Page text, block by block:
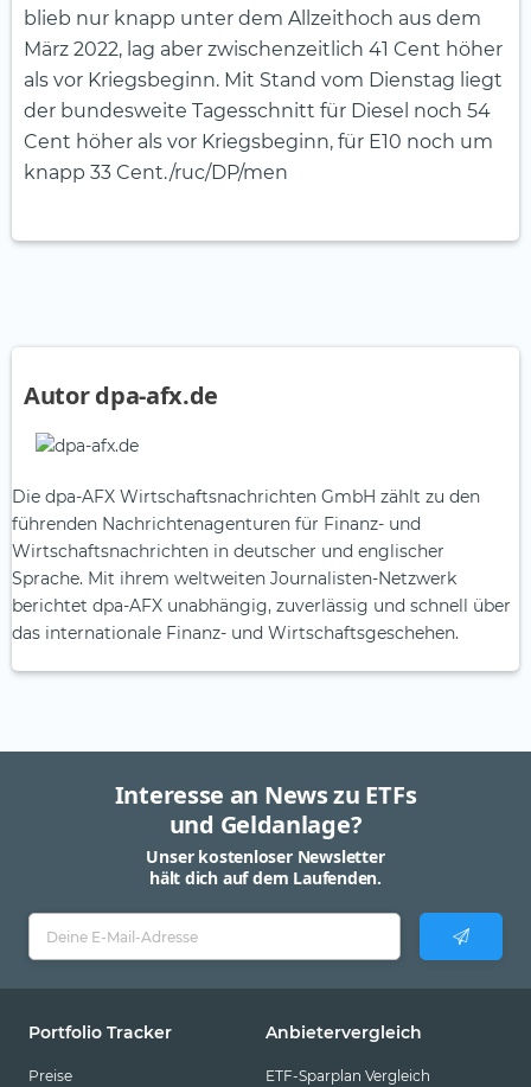
blieb nur knapp unter dem Allzeithoch aus dem
März 2022, lag aber zwischenzeitlich 41 Cent höher
als vor Kriegsbeginn. Mit Stand vom Dienstag liegt
der bundesweite Tagesschnitt für Diesel noch 54
Cent höher als vor Kriegsbeginn, für E10 noch um
knapp 33 Cent./ruc/DP/men
Autor dpa-afx.de
Die dpa-AFX Wirtschaftsnachrichten GmbH zählt zu den
führenden Nachrichtenagenturen für Finanz- und
Wirtschaftsnachrichten in deutscher und englischer
Sprache. Mit ihrem weltweiten Journalisten-Netzwerk
berichtet dpa-AFX unabhängig, zuverlässig und schnell über
das internationale Finanz- und Wirtschaftsgeschehen.
Interesse an News zu ETFs
und Geldanlage?
Unser kostenloser Newsletter
hält dich auf dem Laufenden.
Portfolio Tracker
Preise
Anbietervergleich
ETF-Sparplan Vergleich